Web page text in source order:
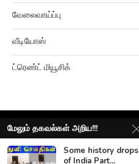
வேலைவாய்ப்பு
வீடியோஸ்
ட்ரெண்ட் மியூசிக்
மேலும் தகவல்கள் அறிய!!!
Some history drops
of India Part...